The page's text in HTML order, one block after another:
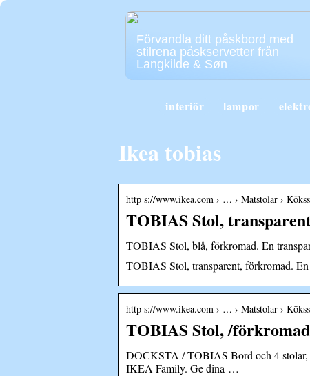
Förvandla ditt påskbord med
stilrena påskservetter från
Langkilde & Søn
interiör lampor
Ikea tobias
http s://www.ikea.com › … › Matstolar ›
TOBIAS Stol,
TOBIAS Stol, blå, förkromad. En
TOBIAS Stol, transparent, förkromad.
http s://www.ikea.com › … › Matstolar ›
TOBIAS Stol, /
DOCKSTA / TOBIAS Bord och 4 stolar,
IKEA Family. Ge dina …